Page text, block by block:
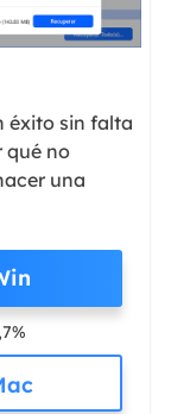
éxito sin falta
qué no
una